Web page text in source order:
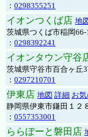
： 0298355251
イオンつくば店 地
茨城県つくば市稲岡
： 0298392241
イオンタウン守谷
茨城県守谷市百合ヶ丘
： 0297210701
伊東店 地図 詳細 お
静岡県伊東市鎌田１２
： 0557353001
ららぽーと磐田店